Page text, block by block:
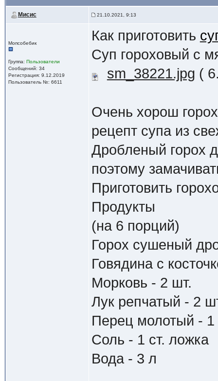
Мисис 21.10.2021, 9:13
Мопсобебик
Группа: Пользователи
Сообщений: 34
Регистрация: 9.12.2019
Пользователь №: 6611
Как приготовить
Суп гороховый с
sm_38221.jpg (
Очень хорош
рецепт супа из
Дробленый горох
поэтому
Приготовить
Продукты
(на 6 порций)
Горох сушеный
Говядина с
Морковь - 2 шт.
Лук репчатый - 2
Перец молотый - 1
Соль - 1 ст. ложка
Вода - 3 л